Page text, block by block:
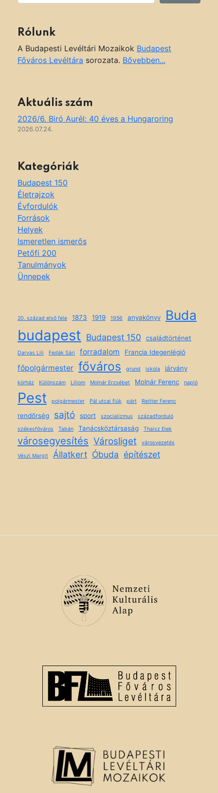
Rólunk
A Budapesti Levéltári Mozaikok Budapest
Főváros Levéltára sorozata. Bővebben...
Aktuális szám
2026/6. Biró Aurél: 40 éves a Hungaroring
2026.07.24.
Kategóriák
Budapest 150
Életrajzok
Évfordulók
Források
Helyek
Ismeretlen ismerős
Petőfi 200
Tanulmányok
Ünnepek
20. század első fele 1873 1919 1956 anyakönyv Buda
budapest Budapest 150 családtörténet
Darvas Lili Fedák Sári forradalom Francia Idegenlégió
főpolgármester főváros grund iskola járvány
kórház Különszám Liliom Molnár Erzsébet Molnár Ferenc napló
Pest polgármester Pál utcai fiúk párt Reitter Ferenc
rendőrség sajtó sport szocializmus
századforduló
székesfőváros
Tabán Tanácsköztársaság Thaisz Elek
városegyesítés Városliget városvezetés
Vészi Margit Állatkert Óbuda építészet